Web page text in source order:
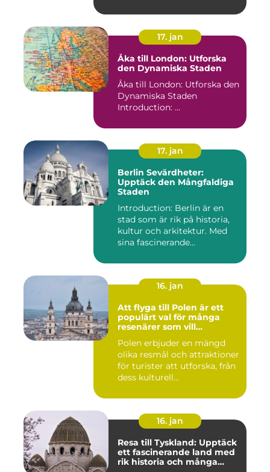
17. jan
Åka till London: Utforska
den Dynamiska Staden
Åka till London: Utforska den
Dynamiska Staden
Introduction: ...
17. jan
Berlin Sevärdheter:
Upptäck den Mångfaldiga
Staden
Introduction: Berlin är en
stad som är rik på historia,
kultur och arkitektur. Med
sina fascinerande...
16. jan
Att flyga till Polen är ett
populärt val för många
resenärer som vill
och dess rika historia
Polen erbjuder en mängd
olika resmål och attraktioner
för turister att utforska, från
dess kulturell...
16. jan
Resa till Tyskland: Upptäck
ett fascinerande land med
rik historia och många